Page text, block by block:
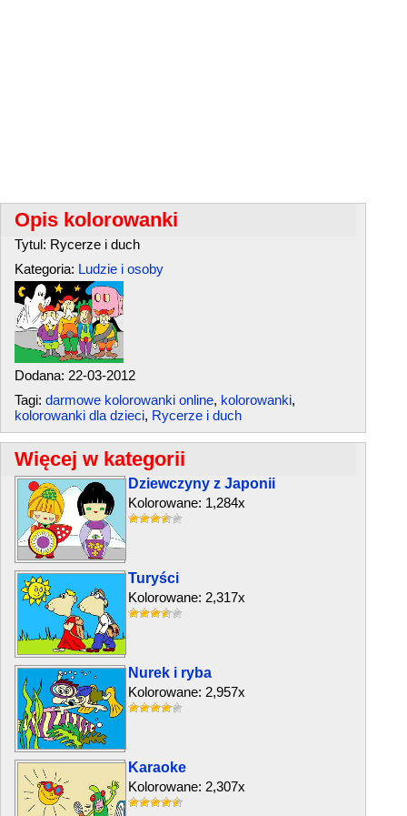
Opis kolorowanki
Tytul: Rycerze i duch
Kategoria: Ludzie i osoby
Dodana: 22-03-2012
Tagi: darmowe kolorowanki online, kolorowanki,
kolorowanki dla dzieci, Rycerze i duch
Więcej w kategorii
Dziewczyny z Japonii
Kolorowane: 1,284x
Turyści
Kolorowane: 2,317x
Nurek i ryba
Kolorowane: 2,957x
Karaoke
Kolorowane: 2,307x